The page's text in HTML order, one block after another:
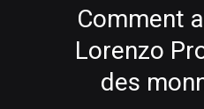
Comment
Lorenzo
des